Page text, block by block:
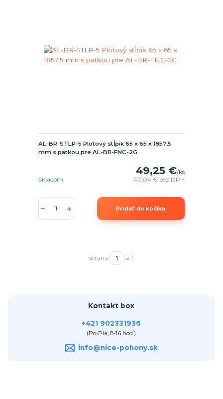
AL-BR-STLP-5 Plotový stĺpik 65 x 65 x 1857,5
mm s pätkou pre AL-BR-FNC-2G
49,25 €/ks
40,04 € bez DPH
Skladom
Pridať do košíka
strana z 1
Kontakt box
+421 902331936
(Po-Pia, 8-16 hod.)
info@nice-pohony.sk